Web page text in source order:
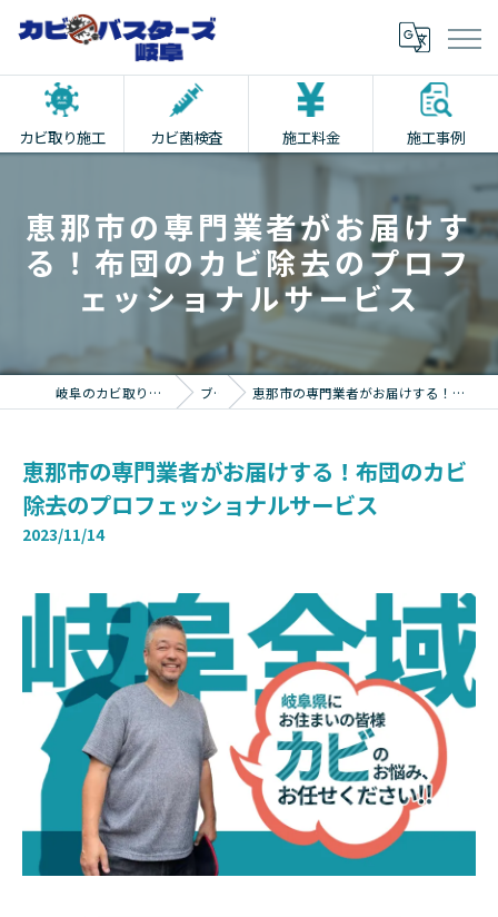
カビ取り施工 カビ菌検査 施工料金 施工事例
恵那市の専門業者がお届けす
る！布団のカビ除去のプロフ
ェッショナルサービス
岐阜のカビ取りならカビバスターズ岐阜 ブログ 恵那市の専門業者がお届けする！布団のカビ除去のプロフェッショナルサービス
恵那市の専門業者がお届けする！布団のカビ
除去のプロフェッショナルサービス
2023/11/14